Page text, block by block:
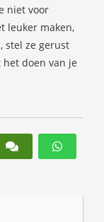
niet voor
leuker maken,
stel ze gerust
het doen van je